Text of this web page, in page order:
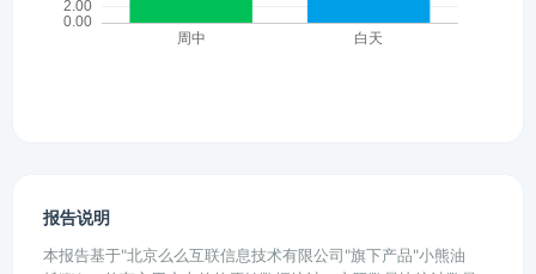
报告说明
本报告基于"北京么么互联信息技术有限公司"旗下产品"小熊油